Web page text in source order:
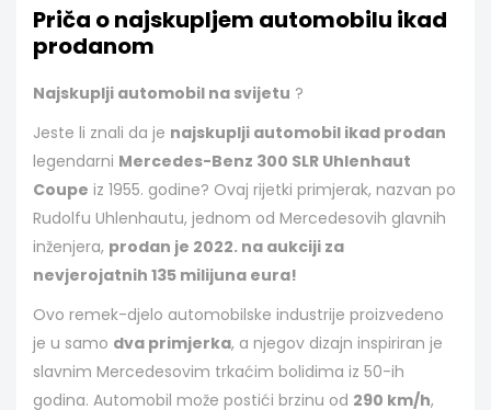
Priča o najskupljem automobilu ikad
prodanom
Najskuplji automobil na svijetu ?
Jeste li znali da je najskuplji automobil ikad prodan
legendarni Mercedes-Benz 300 SLR Uhlenhaut
Coupe iz 1955. godine? Ovaj rijetki primjerak, nazvan po
Rudolfu Uhlenhautu, jednom od Mercedesovih glavnih
inženjera, prodan je 2022. na aukciji za
nevjerojatnih 135 milijuna eura!
Ovo remek-djelo automobilske industrije proizvedeno
je u samo dva primjerka, a njegov dizajn inspiriran je
slavnim Mercedesovim trkaćim bolidima iz 50-ih
godina. Automobil može postići brzinu od 290 km/h,